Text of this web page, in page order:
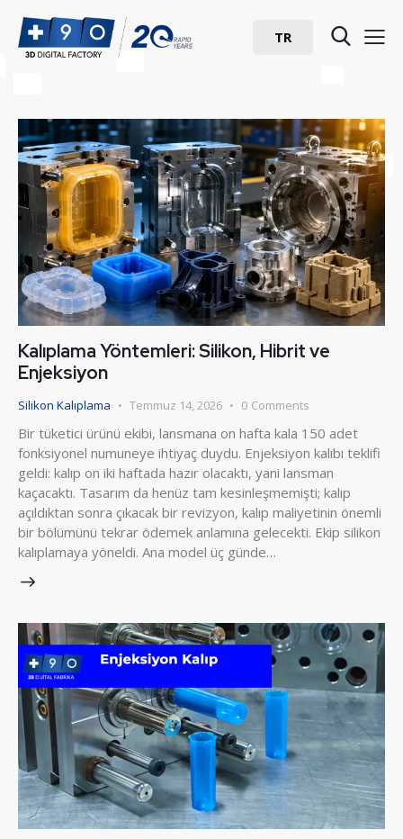
TR
Kalıplama Yöntemleri: Silikon, Hibrit ve
Enjeksiyon
Silikon Kalıplama Temmuz 14, 2026 0 Comments
Bir tüketici ürünü ekibi, lansmana on hafta kala 150 adet
fonksiyonel numuneye ihtiyaç duydu. Enjeksiyon kalıbı teklifi
geldi: kalıp on iki haftada hazır olacaktı, yani lansman
kaçacaktı. Tasarım da henüz tam kesinleşmemişti; kalıp
açıldıktan sonra çıkacak bir revizyon, kalıp maliyetinin önemli
bir bölümünü tekrar ödemek anlamına gelecekti. Ekip silikon
kalıplamaya yöneldi. Ana model üç günde…